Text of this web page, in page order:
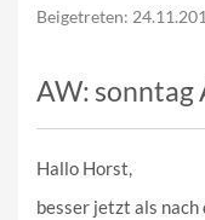
Beigetreten:
AW: sonntag
Hallo Horst,
besser jetzt als nach